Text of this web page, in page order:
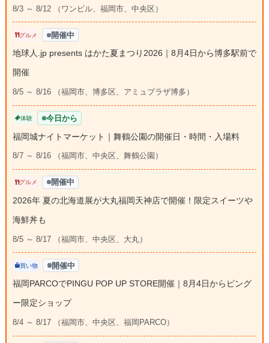
8/3 ～ 8/12 （ワンビル、福岡市、中央区）
グルメ 開催中
地球人.jp presents はかた夏まつり2026｜8月4日から博多駅前で
開催
8/5 ～ 8/16 （福岡市、博多区、アミュプラザ博多）
体験 今日から
福岡城ナイトマーケット｜舞鶴公園の開催日・時間・入場料
8/7 ～ 8/16 （福岡市、中央区、舞鶴公園）
グルメ 開催中
2026年 夏の北海道展が大丸福岡天神店で開催！限定スイーツや
海鮮丼も
8/5 ～ 8/17 （福岡市、中央区、大丸）
買い物 開催中
福岡PARCOでPINGU POP UP STORE開催｜8月4日からピング
ー限定ショップ
8/4 ～ 8/17 （福岡市、中央区、福岡PARCO）